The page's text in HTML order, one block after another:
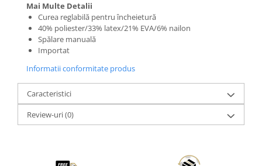
Mai Multe Detalii
Curea reglabilă pentru încheietură
40% poliester/33% latex/21% EVA/6% nailon
Spălare manuală
Importat
Informatii conformitate produs
Caracteristici
Review-uri(0)